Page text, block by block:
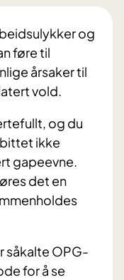
og
føre til
årsaker til
vold.
og du
ikke
gapeevne.
det en
såkalte OPG-
for å se